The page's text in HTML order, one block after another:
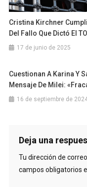
Cristina Kirchner
Del Fallo Que Dictó El
17 de junio de 2025
Cuestionan A Karina Y
Mensaje De Milei:
16 de septiembre de
Deja una
Tu dirección de
campos obligatorios